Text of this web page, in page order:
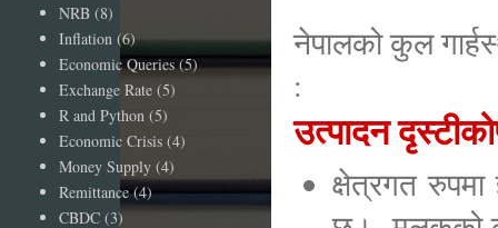
नेपालको कुल
:
उत्पादन
क्षेत्रगत रुपमा
NRB (8)
Inflation (6)
Economic Queries (5)
Exchange Rate (5)
R and Python (5)
Economic Crisis (4)
Money Supply (4)
Remittance (4)
CBDC (3)